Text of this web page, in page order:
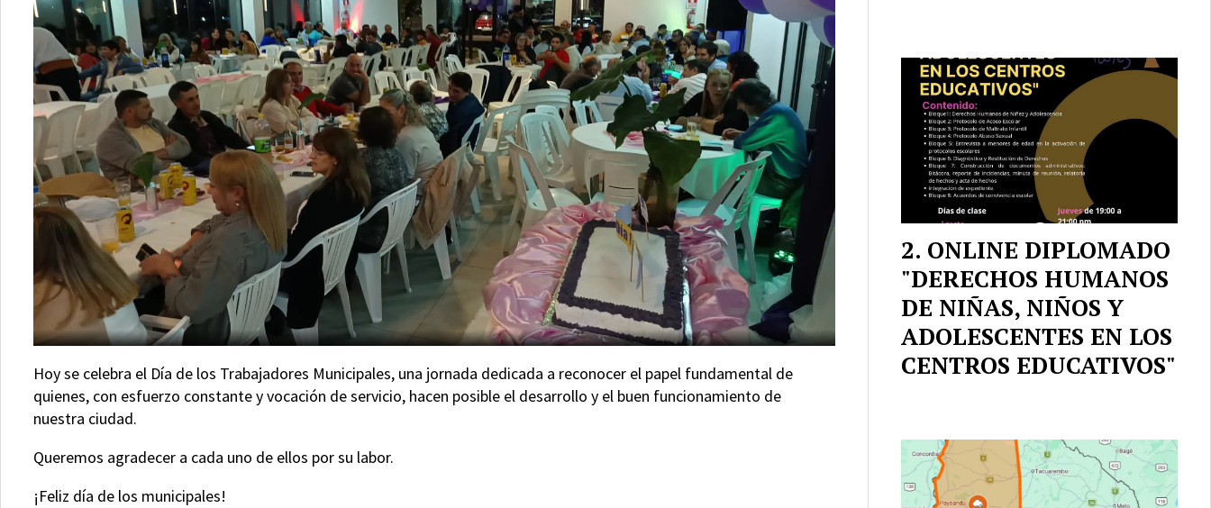
Hoy se celebra el Día de los Trabajadores Municipales, una jornada dedicada a reconocer el papel fundamental de
quienes, con esfuerzo constante y vocación de servicio, hacen posible el desarrollo y el buen funcionamiento de
nuestra ciudad.
Queremos agradecer a cada uno de ellos por su labor.
¡Feliz día de los municipales!
ONLINE DIPLOMADO
"DERECHOS HUMANOS
DE NIÑAS, NIÑOS Y
ADOLESCENTES EN LOS
CENTROS EDUCATIVOS"